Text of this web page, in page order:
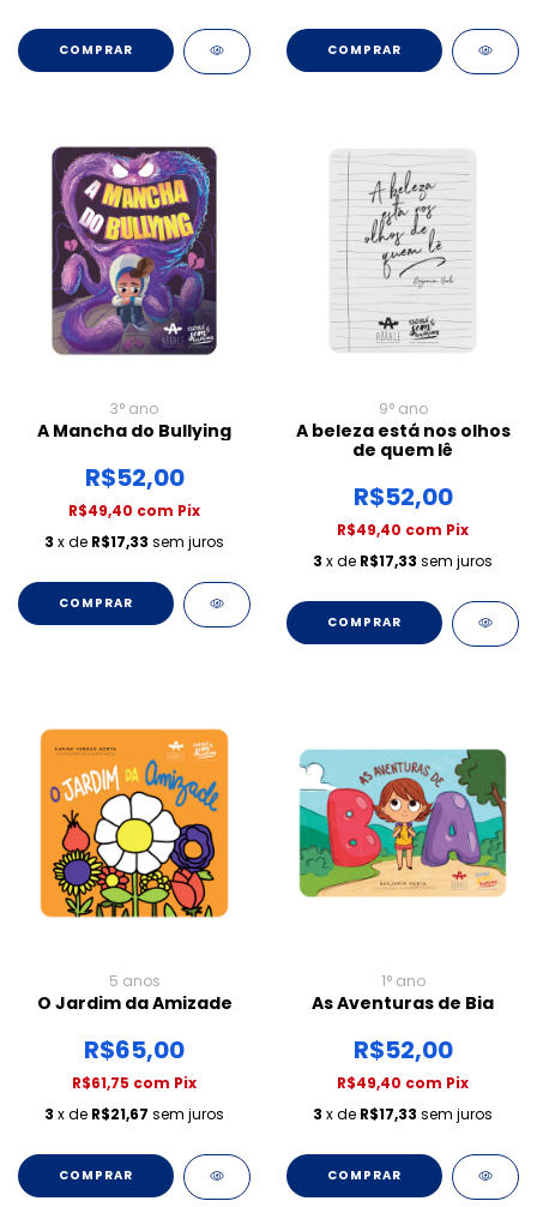
COMPRAR COMPRAR
3° ano
A Mancha do Bullying
R$52,00
R$49,40 com Pix
3 x de R$17,33 sem juros
COMPRAR
9° ano
A beleza está nos olhos
de quem lê
R$52,00
R$49,40 com Pix
3 x de R$17,33 sem juros
COMPRAR
5 anos
O Jardim da Amizade
R$65,00
R$61,75 com Pix
3 x de R$21,67 sem juros
COMPRAR
1° ano
As Aventuras de Bia
R$52,00
R$49,40 com Pix
3 x de R$17,33 sem juros
COMPRAR